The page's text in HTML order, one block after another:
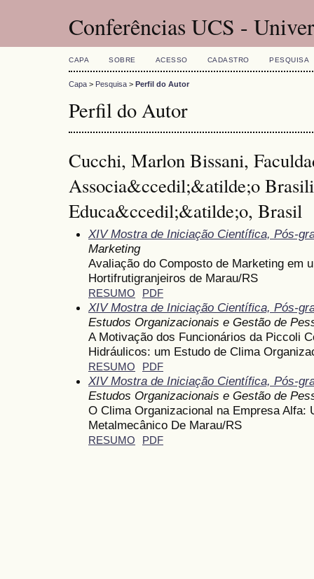
Conferências UCS -
CAPA SOBRE ACESSO CADASTRO PESQUISA
Capa > Pesquisa > Perfil do Autor
Perfil do Autor
Cucchi, Marlon Bissani,
Associa&ccedil;&atilde;o
Educa&ccedil;&atilde;o, Brasil
XIV Mostra de Iniciação Científica, Pós-
Marketing
Avaliação do Composto de Marketing em
Hortifrutigranjeiros de Marau/RS
RESUMO PDF
XIV Mostra de Iniciação Científica, Pós-
Estudos Organizacionais e Gestão de
A Motivação dos Funcionários da Piccoli
Hidráulicos: um Estudo de Clima
RESUMO PDF
XIV Mostra de Iniciação Científica, Pós-
Estudos Organizacionais e Gestão de
O Clima Organizacional na Empresa Alfa:
Metalmecânico De Marau/RS
RESUMO PDF